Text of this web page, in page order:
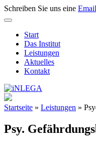
Skip
to
Schreiben Sie uns eine Email
Start
Das Institut
Leistungen
Aktuelles
Kontakt
Startseite » Leistungen »
Psy.